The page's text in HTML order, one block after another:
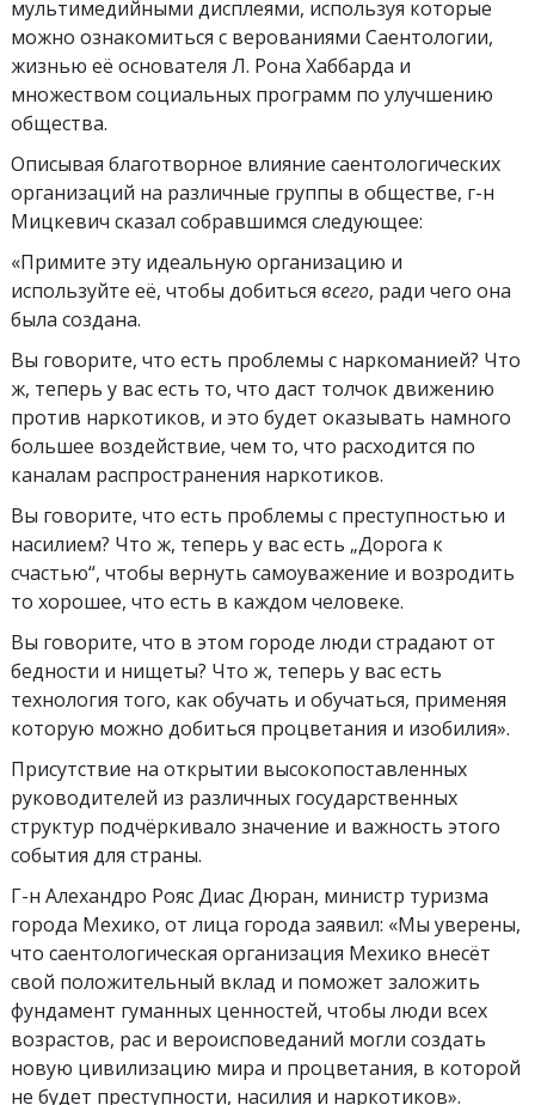
мультимедийными дисплеями, используя которые
можно ознакомиться с верованиями Саентологии,
жизнью её основателя Л. Рона Хаббарда и
множеством социальных программ по улучшению
общества.
Описывая благотворное влияние саентологических
организаций на различные группы в обществе, г-н
Мицкевич сказал собравшимся следующее:
«Примите эту идеальную организацию и
используйте её, чтобы добиться всего, ради чего она
была создана.
Вы говорите, что есть проблемы с наркоманией? Что
ж, теперь у вас есть то, что даст толчок движению
против наркотиков, и это будет оказывать намного
большее воздействие, чем то, что расходится по
каналам распространения наркотиков.
Вы говорите, что есть проблемы с преступностью и
насилием? Что ж, теперь у вас есть „Дорога к
счастью“, чтобы вернуть самоуважение и возродить
то хорошее, что есть в каждом человеке.
Вы говорите, что в этом городе люди страдают от
бедности и нищеты? Что ж, теперь у вас есть
технология того, как обучать и обучаться, применяя
которую можно добиться процветания и изобилия».
Присутствие на открытии высокопоставленных
руководителей из различных государственных
структур подчёркивало значение и важность этого
события для страны.
Г-н Алехандро Рояс Диас Дюран, министр туризма
города Мехико, от лица города заявил: «Мы уверены,
что саентологическая организация Мехико внесёт
свой положительный вклад и поможет заложить
фундамент гуманных ценностей, чтобы люди всех
возрастов, рас и вероисповеданий могли создать
новую цивилизацию мира и процветания, в которой
не будет преступности, насилия и наркотиков».